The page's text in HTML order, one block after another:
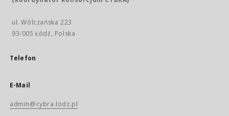
ul. Wólczańska 223
93-005 Łódź, Polska
Telefon
E-Mail
admin@cybra.lodz.pl